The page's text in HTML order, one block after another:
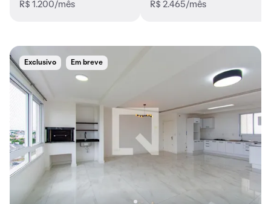
R$ 1.200/mês
R$ 2.465/mês
Exclusivo Em breve